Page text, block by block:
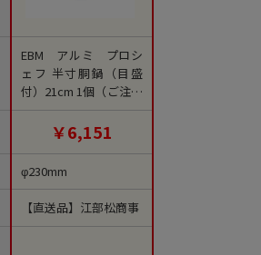
EBM アルミ プロシ
ェフ 半寸胴鍋（目盛
付）21cm 1個（ご注文
単位1個）【直送品】
￥6,151
φ230mm
【直送品】江部松商事